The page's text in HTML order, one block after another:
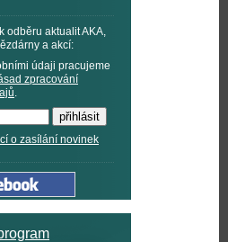
odběru aktualit AKA,
a akcí:
údaji pracujeme
zpracování
.
o zasílání novinek